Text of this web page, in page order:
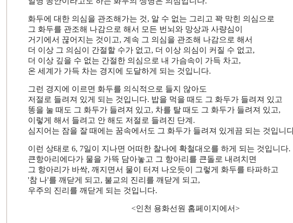
화두에 대한 의심을 관조해가는 것, 알 수 없는 그리고 꽉 막힌 의심으로
그 화두를 관조해 나감으로 해서 모든 번뇌와 망상과 사량심이
거기에서 끊어지는 것이고, 계속 그 의심을 관조해 나감으로 해서
더 이상 그 의심이 간절할 수가 없고, 더 이상 의심이 커질 수 없고,
더 이상 깊을 수 없는 간절한 의심으로 내 가슴속이 가득 차고,
온 세계가 가득 차는 경지에 도달하게 되는 것입니다.
그런 경지에 이르면 화두를 의식적으로 들지 않아도
저절로 들려져 있게 되는 것입니다. 밥을 먹을 때도 그 화두가 들려져 있고
똥을 눌 때도 그 화두가 들려져 있고, 차를 탈 때도 그 화두가 들려져 있고,
이렇게 해서 들려고 안 해도 저절로 들려진 단계.
심지어는 잠을 잘 때에는 꿈속에서도 그 화두가 들려져 있게끔 되는 것입니
이런 상태로 6, 7일이 지나면 어떠한 찰나에 확철대오를 하게 되는 것입니다.
큰항아리에다가 물을 가뜩 담아놓고 그 항아리를 큰돌로 내려치면
그 항아리가 바싹, 깨지면서 물이 터져 나오듯이 그렇게 화두를 타파하고
'참 나'를 깨닫게 되고, 불교의 진리를 깨닫게 되고,
우주의 진리를 깨닫게 되는 것입니다.
<인천 용화선원 홈페이지에서>